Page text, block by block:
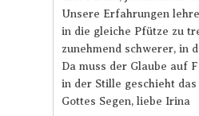
Unsere Erfahrungen
in die gleiche Pfütze zu
zunehmend schwerer, in
Da muss der Glaube auf
in der Stille geschieht das
Gottes Segen, liebe Irina